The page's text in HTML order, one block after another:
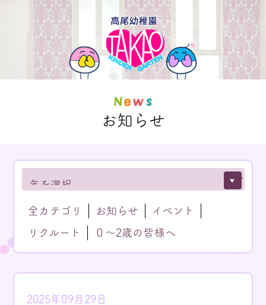
お知らせ
全カテゴリ お知らせ イベント
リクルート ０～2歳の皆様へ
2025年09月29日